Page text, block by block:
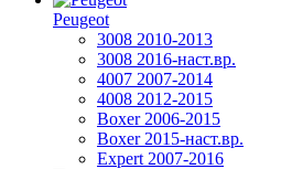
Peugeot
3008 2010-2013
3008 2016-наст.вр.
4007 2007-2014
4008 2012-2015
Boxer 2006-2015
Boxer 2015-наст.вр.
Expert 2007-2016